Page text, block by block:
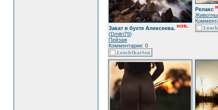
Закат в бухте Алексеева. нов.
(Dmitri79)
Пейзаж
Комментарии: 0
Релакс